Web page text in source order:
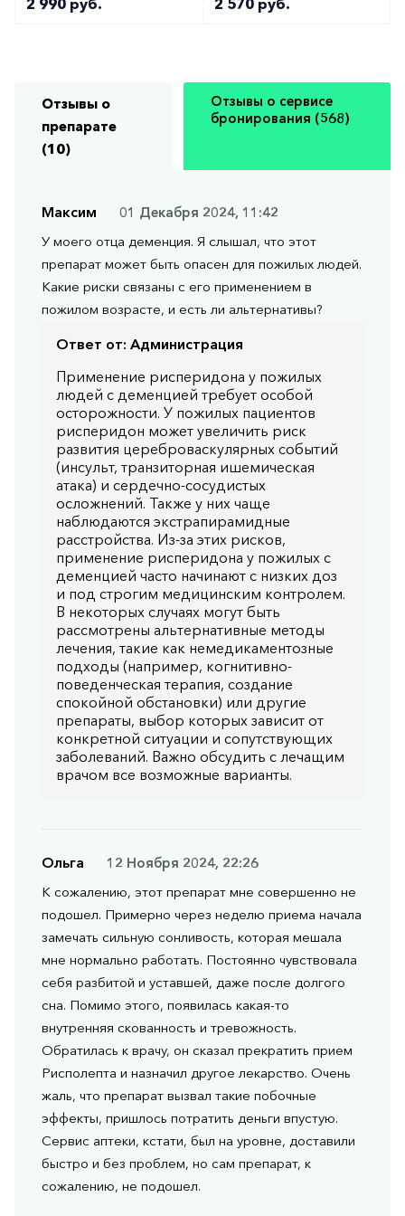
2 990 руб. 2 570 руб.
Отзывы о
препарате
(10)
Отзывы о сервисе
бронирования (568)
Максим
01 Декабря 2024, 11:42
У моего отца деменция. Я слышал, что этот
препарат может быть опасен для пожилых людей.
Какие риски связаны с его применением в
пожилом возрасте, и есть ли альтернативы?
Ответ от: Администрация
Применение рисперидона у пожилых
людей с деменцией требует особой
осторожности. У пожилых пациентов
рисперидон может увеличить риск
развития цереброваскулярных событий
(инсульт, транзиторная ишемическая
атака) и сердечно-сосудистых
осложнений. Также у них чаще
наблюдаются экстрапирамидные
расстройства. Из-за этих рисков,
применение рисперидона у пожилых с
деменцией часто начинают с низких доз
и под строгим медицинским контролем.
В некоторых случаях могут быть
рассмотрены альтернативные методы
лечения, такие как немедикаментозные
подходы (например, когнитивно-
поведенческая терапия, создание
спокойной обстановки) или другие
препараты, выбор которых зависит от
конкретной ситуации и сопутствующих
заболеваний. Важно обсудить с лечащим
врачом все возможные варианты.
Ольга
12 Ноября 2024, 22:26
К сожалению, этот препарат мне совершенно не
подошел. Примерно через неделю приема начала
замечать сильную сонливость, которая мешала
мне нормально работать. Постоянно чувствовала
себя разбитой и уставшей, даже после долгого
сна. Помимо этого, появилась какая-то
внутренняя скованность и тревожность.
Обратилась к врачу, он сказал прекратить прием
Рисполепта и назначил другое лекарство. Очень
жаль, что препарат вызвал такие побочные
эффекты, пришлось потратить деньги впустую.
Сервис аптеки, кстати, был на уровне, доставили
быстро и без проблем, но сам препарат, к
сожалению, не подошел.